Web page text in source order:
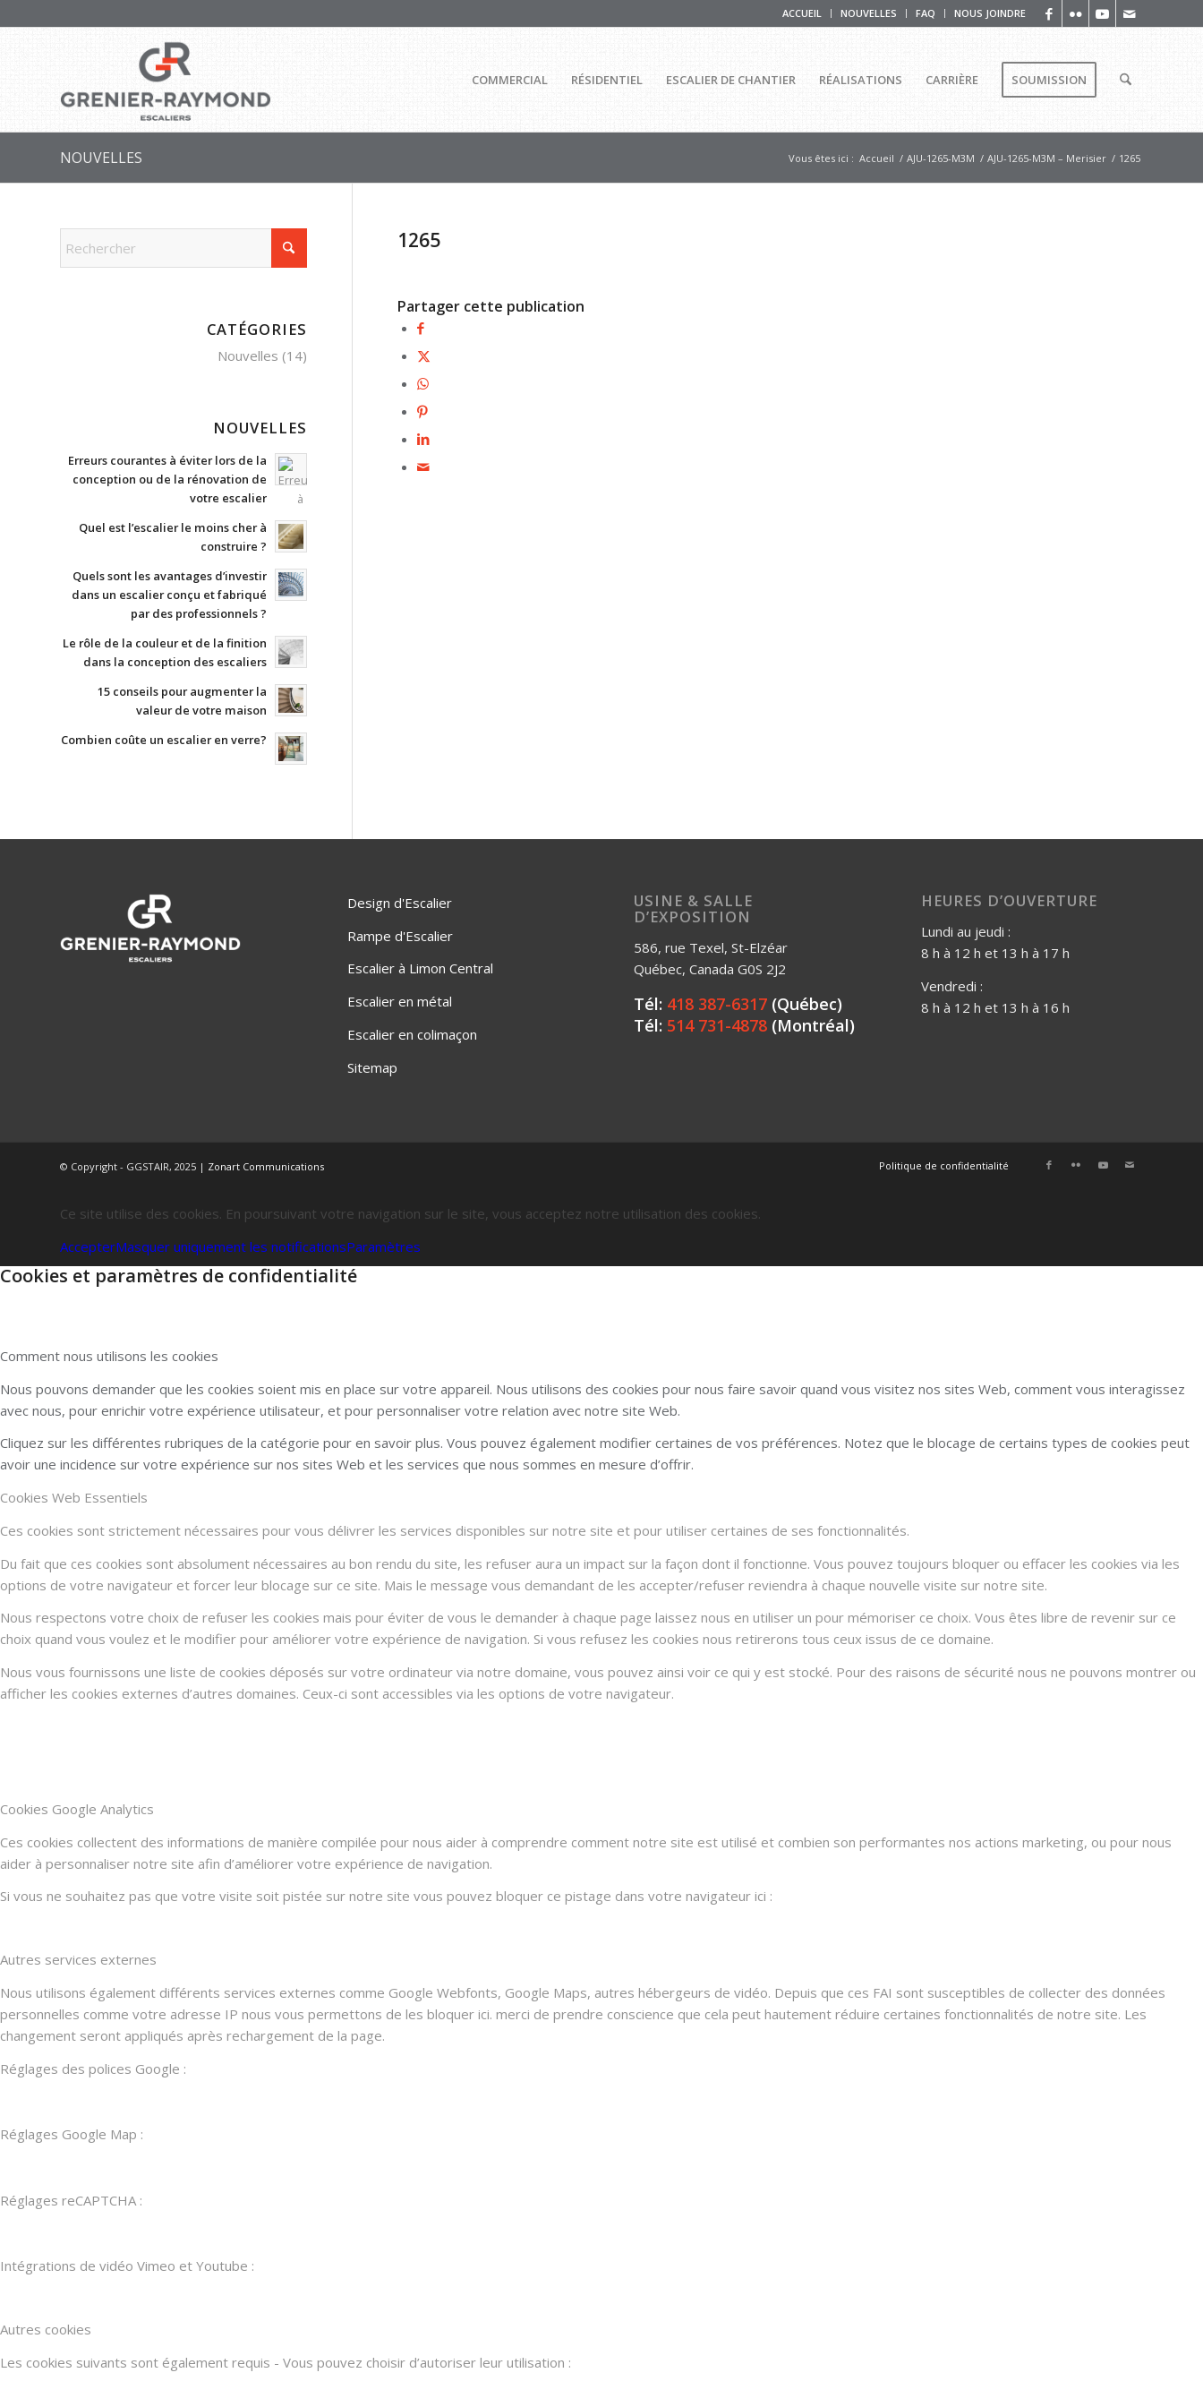
ACCUEIL NOUVELLES FAQ NOUS JOINDRE
COMMERCIAL RÉSIDENTIEL ESCALIER DE CHANTIER RÉALISATIONS CARRIÈRE SOUMISSION
NOUVELLES Vous êtes ici : Accueil / AJU-1265-M3M / AJU-1265-M3M – Merisier / 1265
1265
Partager cette publication
CATÉGORIES
Nouvelles (14)
NOUVELLES
Erreurs courantes à éviter lors de la
conception ou de la rénovation de
votre escalier
Quel est l’escalier le moins cher à
construire ?
Quels sont les avantages d’investir
dans un escalier conçu et fabriqué
par des professionnels ?
Le rôle de la couleur et de la finition
dans la conception des escaliers
15 conseils pour augmenter la
valeur de votre maison
Combien coûte un escalier en verre?
Design d'Escalier
Rampe d'Escalier
Escalier à Limon Central
Escalier en métal
Escalier en colimaçon
Sitemap
USINE & SALLE
D’EXPOSITION
586, rue Texel, St-Elzéar
Québec, Canada G0S 2J2
Tél: 418 387-6317 (Québec)
Tél: 514 731-4878 (Montréal)
HEURES D’OUVERTURE
Lundi au jeudi :
8 h à 12 h et 13 h à 17 h
Vendredi :
8 h à 12 h et 13 h à 16 h
© Copyright - GGSTAIR, 2025 | Zonart Communications Politique de confidentialité
Ce site utilise des cookies. En poursuivant votre navigation sur le site, vous acceptez notre utilisation des cookies.
AccepterMasquer uniquement les notificationsParamètres
Cookies et paramètres de confidentialité
Comment nous utilisons les cookies
Nous pouvons demander que les cookies soient mis en place sur votre appareil. Nous utilisons des cookies pour nous faire savoir quand vous visitez nos sites Web, comment vous interagissez
avec nous, pour enrichir votre expérience utilisateur, et pour personnaliser votre relation avec notre site Web.
Cliquez sur les différentes rubriques de la catégorie pour en savoir plus. Vous pouvez également modifier certaines de vos préférences. Notez que le blocage de certains types de cookies peut
avoir une incidence sur votre expérience sur nos sites Web et les services que nous sommes en mesure d’offrir.
Cookies Web Essentiels
Ces cookies sont strictement nécessaires pour vous délivrer les services disponibles sur notre site et pour utiliser certaines de ses fonctionnalités.
Du fait que ces cookies sont absolument nécessaires au bon rendu du site, les refuser aura un impact sur la façon dont il fonctionne. Vous pouvez toujours bloquer ou effacer les cookies via les
options de votre navigateur et forcer leur blocage sur ce site. Mais le message vous demandant de les accepter/refuser reviendra à chaque nouvelle visite sur notre site.
Nous respectons votre choix de refuser les cookies mais pour éviter de vous le demander à chaque page laissez nous en utiliser un pour mémoriser ce choix. Vous êtes libre de revenir sur ce
choix quand vous voulez et le modifier pour améliorer votre expérience de navigation. Si vous refusez les cookies nous retirerons tous ceux issus de ce domaine.
Nous vous fournissons une liste de cookies déposés sur votre ordinateur via notre domaine, vous pouvez ainsi voir ce qui y est stocké. Pour des raisons de sécurité nous ne pouvons montrer ou
afficher les cookies externes d’autres domaines. Ceux-ci sont accessibles via les options de votre navigateur.
Cookies Google Analytics
Ces cookies collectent des informations de manière compilée pour nous aider à comprendre comment notre site est utilisé et combien son performantes nos actions marketing, ou pour nous
aider à personnaliser notre site afin d’améliorer votre expérience de navigation.
Si vous ne souhaitez pas que votre visite soit pistée sur notre site vous pouvez bloquer ce pistage dans votre navigateur ici :
Autres services externes
Nous utilisons également différents services externes comme Google Webfonts, Google Maps, autres hébergeurs de vidéo. Depuis que ces FAI sont susceptibles de collecter des données
personnelles comme votre adresse IP nous vous permettons de les bloquer ici. merci de prendre conscience que cela peut hautement réduire certaines fonctionnalités de notre site. Les
changement seront appliqués après rechargement de la page.
Réglages des polices Google :
Réglages Google Map :
Réglages reCAPTCHA :
Intégrations de vidéo Vimeo et Youtube :
Autres cookies
Les cookies suivants sont également requis - Vous pouvez choisir d’autoriser leur utilisation :